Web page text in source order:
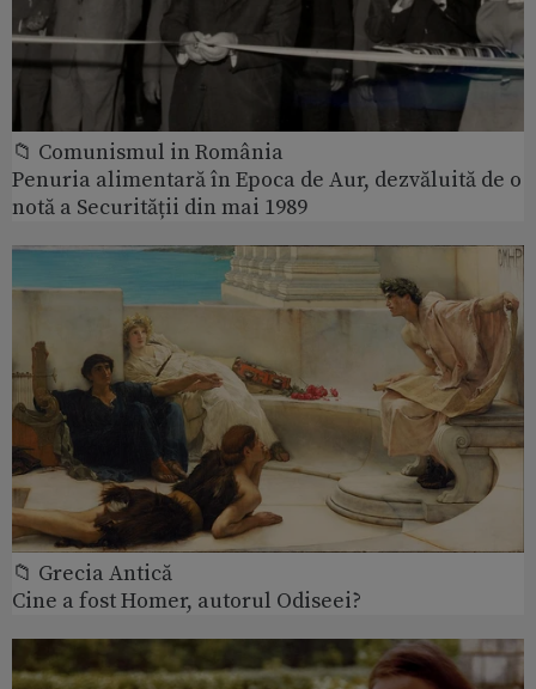
📁 Comunismul in România
Penuria alimentară în Epoca de Aur, dezvăluită de o
notă a Securității din mai 1989
📁 Grecia Antică
Cine a fost Homer, autorul Odiseei?